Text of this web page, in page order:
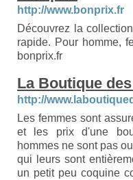
http://www.bonprix.fr
Découvrez la
rapide. Pour homme,
bonprix.fr
La Boutique
http://
Les femmes sont
et les prix d'une
hommes ne sont pas
qui leurs sont
un petit peu coquine